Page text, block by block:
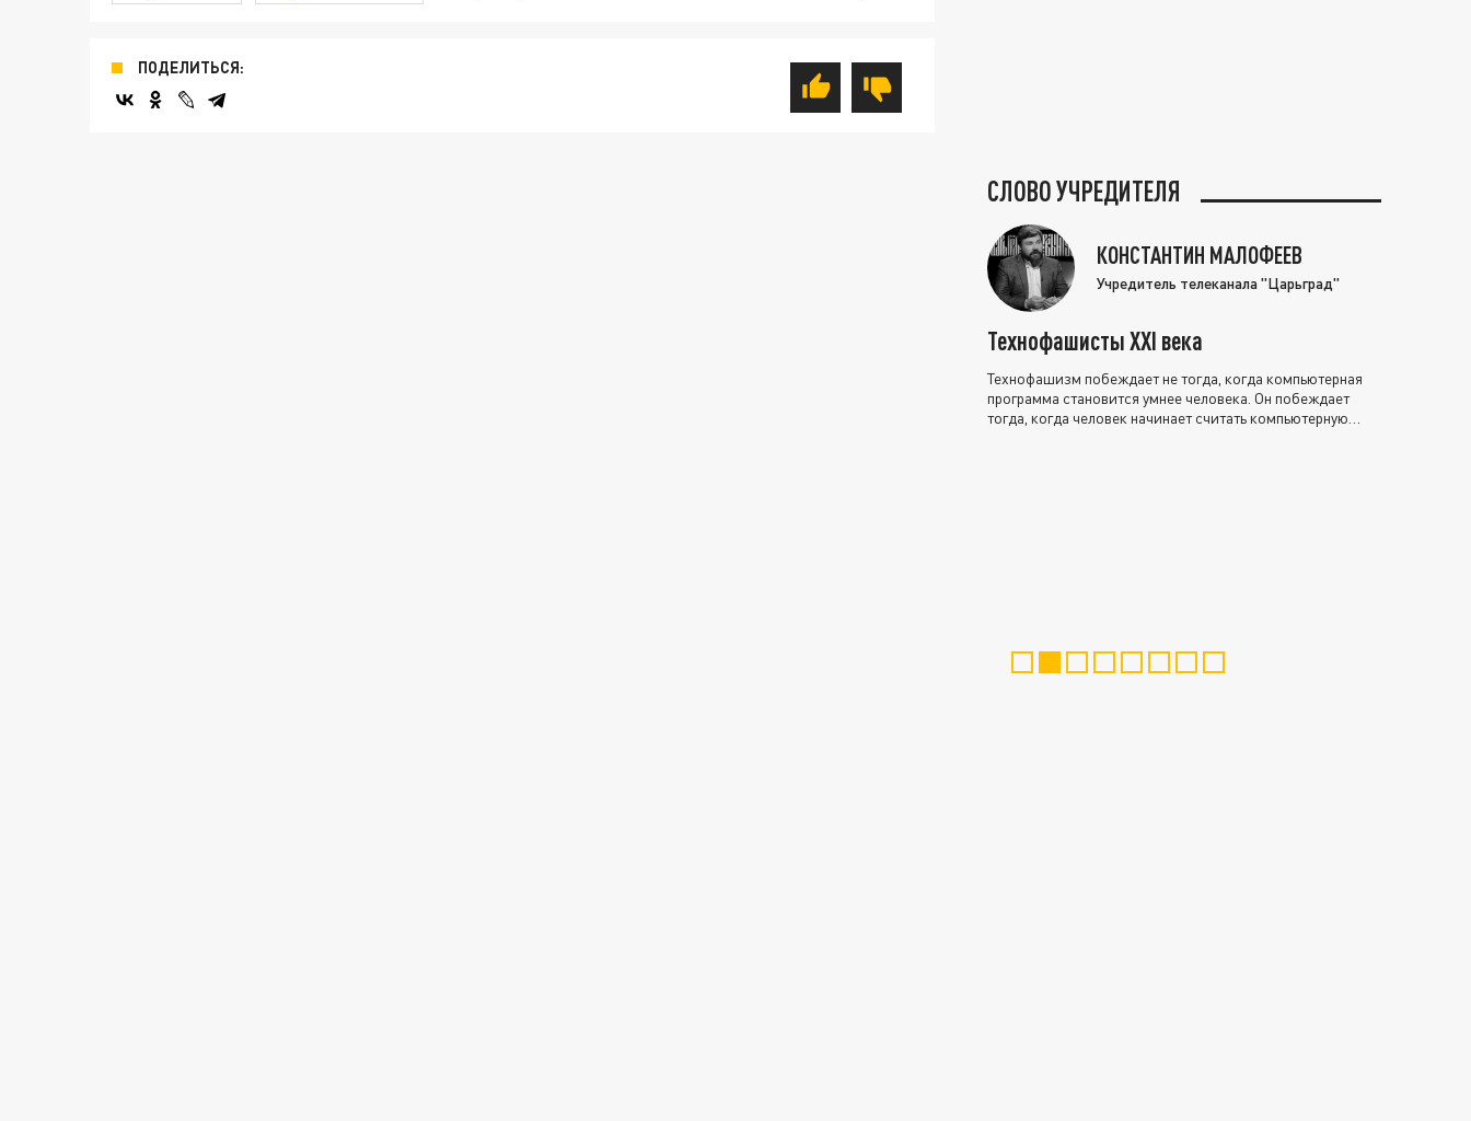
ПОДЕЛИТЬСЯ:
СЛОВО УЧРЕДИТЕЛЯ
КОНСТАНТИН МАЛОФЕЕВ
Учредитель телеканала "Царьград"
Технофашисты XXI века
Технофашизм побеждает не тогда, когда компьютерная
программа становится умнее человека. Он побеждает
тогда, когда человек начинает считать компьютерную